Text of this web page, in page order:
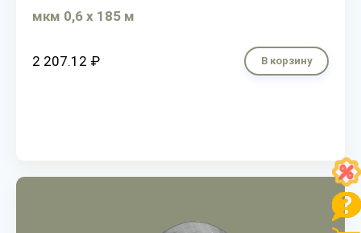
мкм 0,6 х 185 м
2 207.12 ₽ В корзину